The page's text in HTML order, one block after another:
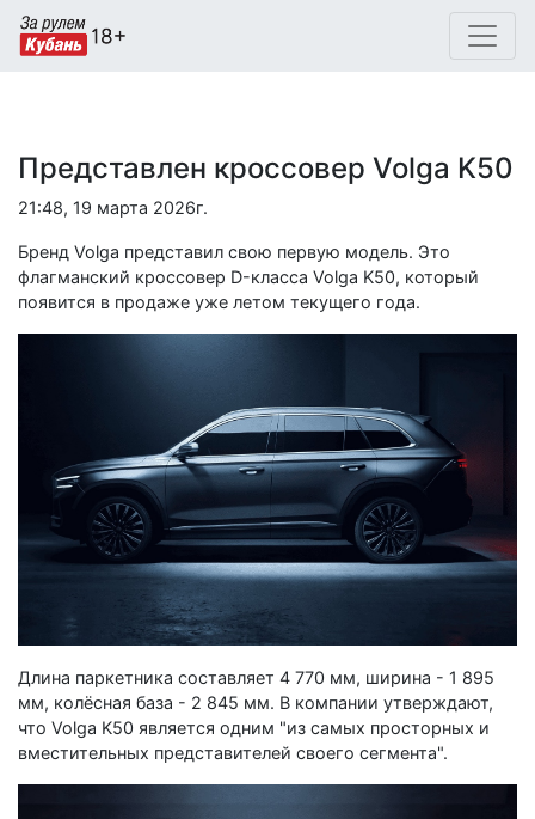
Представлен кроссовер Volga K50
21:48, 19 марта 2026г.
Бренд Volga представил свою первую модель. Это
флагманский кроссовер D-класса Volga K50, который
появится в продаже уже летом текущего года.
Длина паркетника составляет 4 770 мм, ширина - 1 895
мм, колёсная база - 2 845 мм. В компании утверждают,
что Volga K50 является одним "из самых просторных и
вместительных представителей своего сегмента".